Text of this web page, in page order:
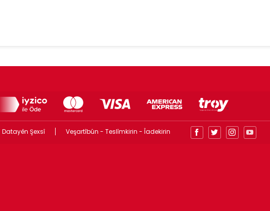
Şexsî Veşartîbûn - Teslîmkirin - Îadekirin